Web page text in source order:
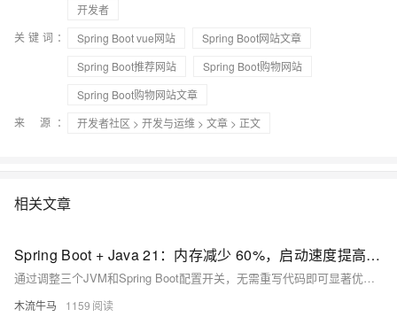
开发者
关键词：
Spring Boot vue网站
Spring Boot网站文章
Spring Boot推荐网站
Spring Boot购物网站
Spring Boot购物网站文章
来 源：
开发者社区 > 开发与运维 > 文章 > 正文
相关文章
Spring Boot + Java 21：内存减少 60%，启动速度提高 30% — 零代码
通过调整三个JVM和Spring Boot配置开关，无需重写代码即可显著优化Java应用性能：内存减少60%，启动速度提升30%。适用于所有在JVM上运行API的生产团队，低成本实现高效能。
木流牛马 1159